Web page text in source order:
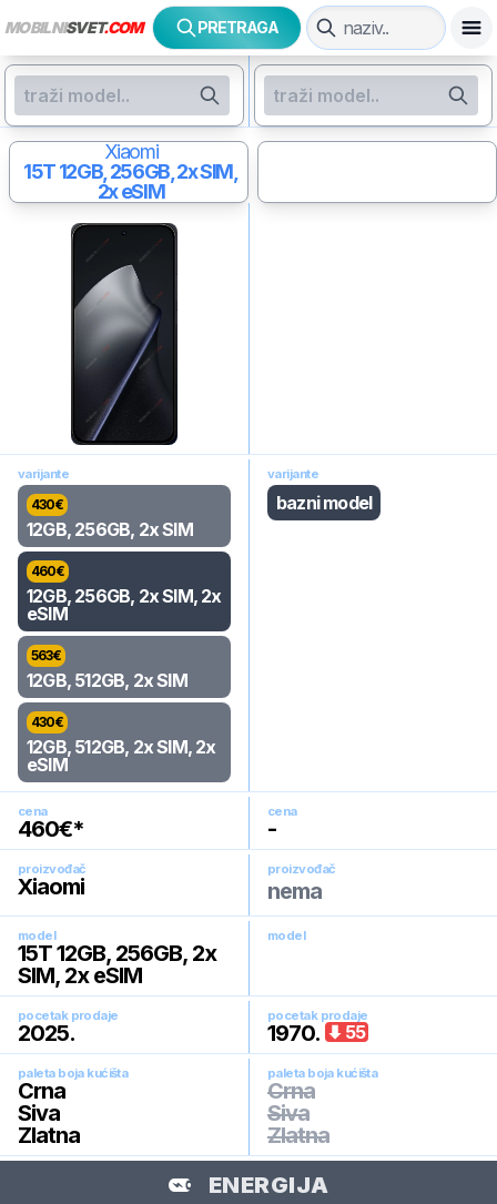
MOBILNISVET.COM PRETRAGA
Xiaomi
15T12GB, 256GB, 2x SIM,
2x eSIM
varijante
430€
12GB, 256GB, 2x SIM
460€
12GB, 256GB, 2x SIM, 2x
eSIM
563€
12GB, 512GB, 2x SIM
430€
12GB, 512GB, 2x SIM, 2x
eSIM
varijante
bazni model
cena
460€*
cena
-
proizvođač
Xiaomi
proizvođač
nema
model
15T 12GB, 256GB, 2x
SIM, 2x eSIM
model
pocetak prodaje
2025.
pocetak prodaje
1970. 55
paleta boja kućišta
Crna
Siva
Zlatna
paleta boja kućišta
Crna
Siva
Zlatna
ENERGIJA